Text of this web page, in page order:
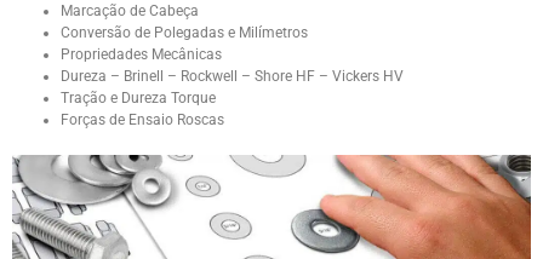
Marcação de Cabeça
Conversão de Polegadas e Milímetros
Propriedades Mecânicas
Dureza – Brinell – Rockwell – Shore HF – Vickers HV
Tração e Dureza Torque
Forças de Ensaio Roscas